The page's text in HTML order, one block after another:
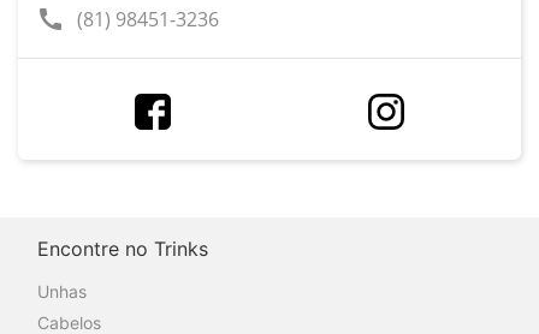
call (81) 98451-3236
Encontre no Trinks
Unhas
Cabelos